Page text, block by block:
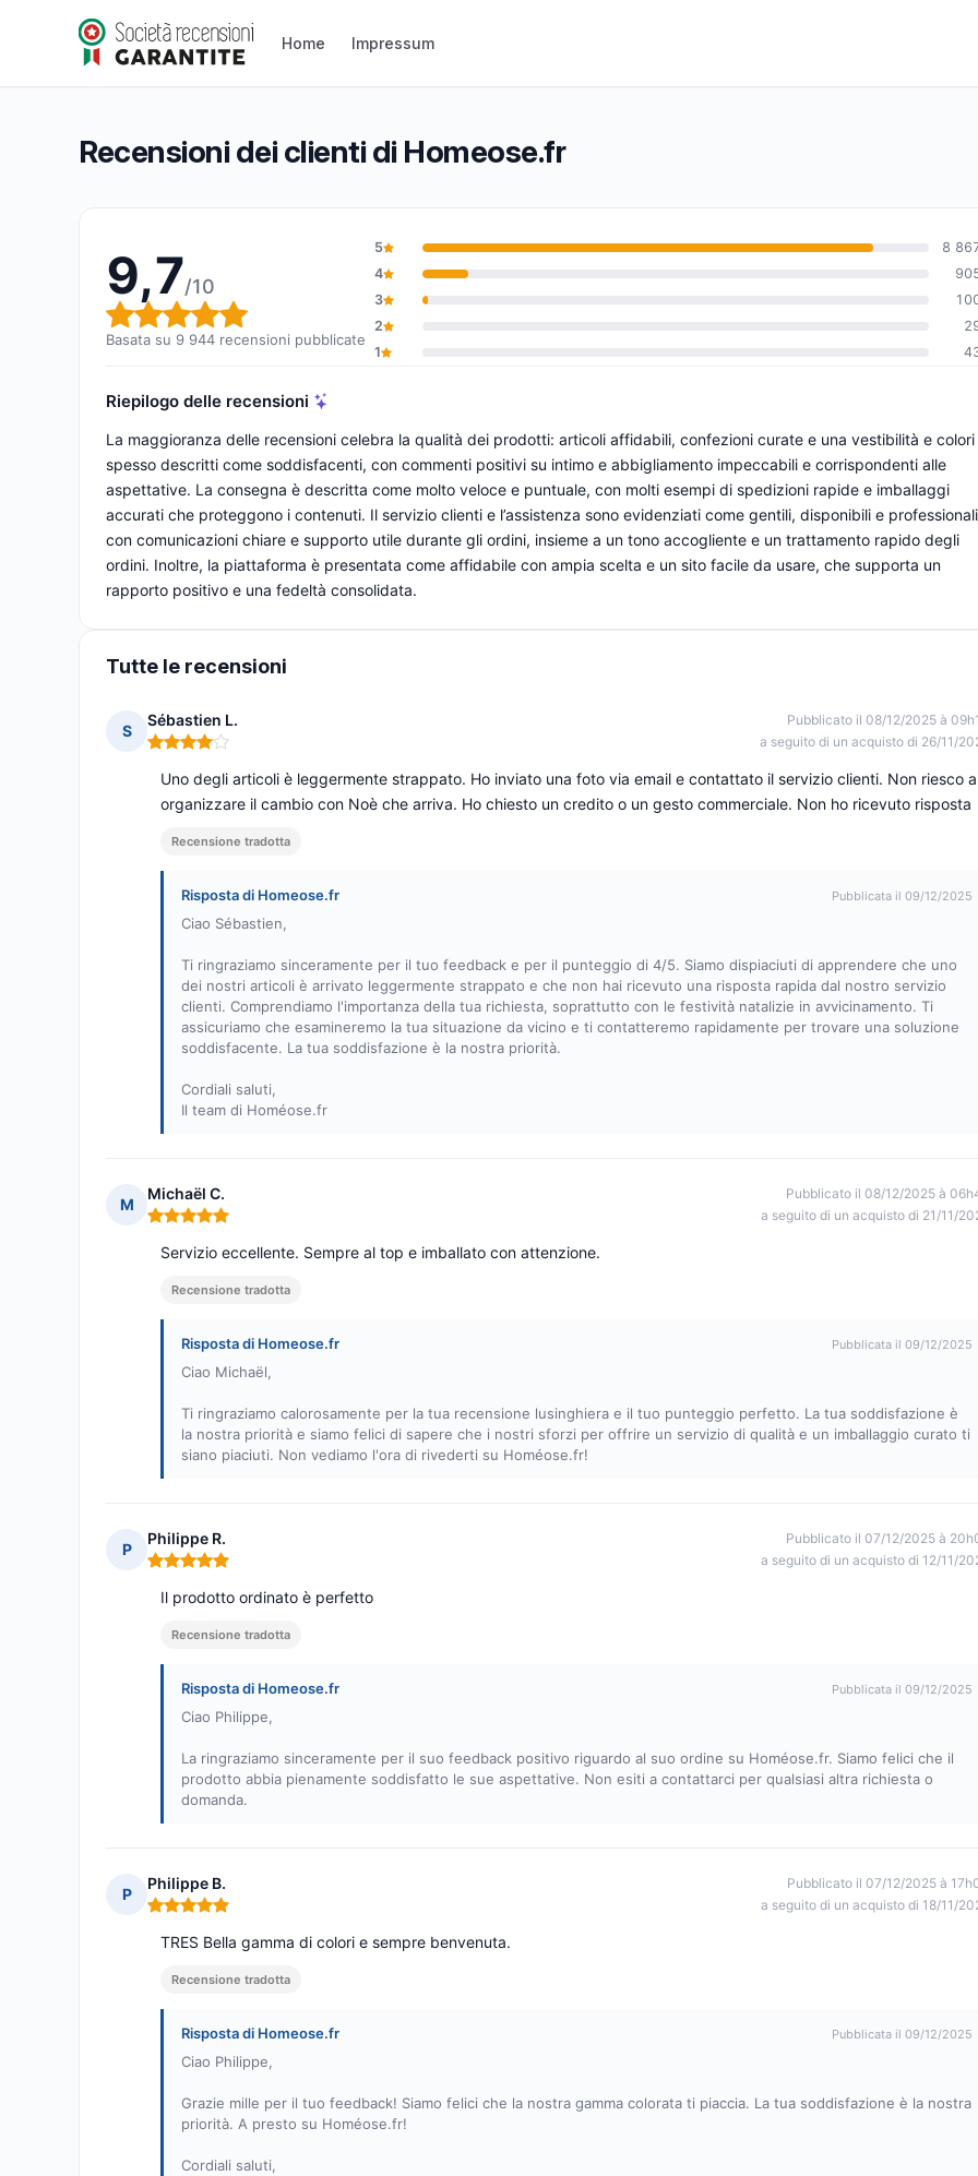
Home Impressum
Homeose.fr
Valutazione globale: 9,7 su 10
9,7/10(9 944 recensioni)
Recensioni dei clienti di Homeose.fr
9,7/10
Valutazione globale: 9,7 su 10
Basata su 9 944 recensioni pubblicate
5
8
4
3
2
1
Riepilogo delle recensioni
La maggioranza delle recensioni celebra la qualità dei prodotti: articoli affidabili, confezioni curate e una vestibilità e colori
spesso descritti come soddisfacenti, con commenti positivi su intimo e abbigliamento impeccabili e corrispondenti alle
aspettative. La consegna è descritta come molto veloce e puntuale, con molti esempi di spedizioni rapide e imballaggi
accurati che proteggono i contenuti. Il servizio clienti e l’assistenza sono evidenziati come gentili, disponibili e
con comunicazioni chiare e supporto utile durante gli ordini, insieme a un tono accogliente e un trattamento rapido degli
ordini. Inoltre, la piattaforma è presentata come affidabile con ampia scelta e un sito facile da usare, che supporta un
rapporto positivo e una fedeltà consolidata.
Tutte le recensioni
S
Sébastien L.
Nota: 4 su 5
Pubblicato il 08/12/2025 à
a seguito di un acquisto di 26/11/
Uno degli articoli è leggermente strappato. Ho inviato una foto via email e contattato il servizio clienti. Non riesco a
organizzare il cambio con Noè che arriva. Ho chiesto un credito o un gesto commerciale. Non ho ricevuto risposta
Recensione tradotta
Risposta di Homeose.fr Pubblicata il 09/12/2025
Ciao Sébastien,
Ti ringraziamo sinceramente per il tuo feedback e per il punteggio di 4/5. Siamo dispiaciuti di apprendere che uno
dei nostri articoli è arrivato leggermente strappato e che non hai ricevuto una risposta rapida dal nostro servizio
clienti. Comprendiamo l'importanza della tua richiesta, soprattutto con le festività natalizie in avvicinamento. Ti
assicuriamo che esamineremo la tua situazione da vicino e ti contatteremo rapidamente per trovare una soluzione
soddisfacente. La tua soddisfazione è la nostra priorità.
Cordiali saluti,
Il team di Homéose.fr
M
Michaël C.
Nota: 5 su 5
Pubblicato il 08/12/2025 à
a seguito di un acquisto di 21/11/
Servizio eccellente. Sempre al top e imballato con attenzione.
Recensione tradotta
Risposta di Homeose.fr Pubblicata il 09/12/2025
Ciao Michaël,
Ti ringraziamo calorosamente per la tua recensione lusinghiera e il tuo punteggio perfetto. La tua soddisfazione è
la nostra priorità e siamo felici di sapere che i nostri sforzi per offrire un servizio di qualità e un imballaggio curato ti
siano piaciuti. Non vediamo l'ora di rivederti su Homéose.fr!
P
Philippe R.
Nota: 5 su 5
Pubblicato il 07/12/2025 à
a seguito di un acquisto di 12/11/
Il prodotto ordinato è perfetto
Recensione tradotta
Risposta di Homeose.fr Pubblicata il 09/12/2025
Ciao Philippe,
La ringraziamo sinceramente per il suo feedback positivo riguardo al suo ordine su Homéose.fr. Siamo felici che il
prodotto abbia pienamente soddisfatto le sue aspettative. Non esiti a contattarci per qualsiasi altra richiesta o
domanda.
P
Philippe B.
Nota: 5 su 5
Pubblicato il 07/12/2025 à
a seguito di un acquisto di 18/11/
TRES Bella gamma di colori e sempre benvenuta.
Recensione tradotta
Risposta di Homeose.fr Pubblicata il 09/12/2025
Ciao Philippe,
Grazie mille per il tuo feedback! Siamo felici che la nostra gamma colorata ti piaccia. La tua soddisfazione è la nostra
priorità. A presto su Homéose.fr!
Cordiali saluti,